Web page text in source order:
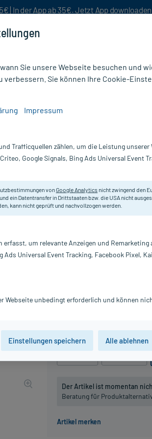
| In der App ab 35€. Jetzt App downloaden
Versand* ab 19€ Mindestbestellwert!
inkl. MwSt. zzgl. Versandkosten
Packungseinheit
Der Artikel ist momentan
Beratung für
DHU - Einzelmittel
Homöopathisches Arzneimittel.
PZN:
Hersteller:
Sie unsere Webseite besuchen und
Sie können Ihre Cookie-
Impressum
Trafficquellen zählen, um die Leistung unserer
Google Signals, Bing Ads Universal Event
vonGoogle Analytics nicht zwingend den
ein Datentransfer in Drittstaaten bzw. die USA nicht
kann nicht geprüft und nachvollzogen werden.
um relevante Anzeigen und Remarketing
Ads Universal Event Tracking, Facebook Pixel,
Webseite unbedingt erforderlich und können
Einstellungen speichern Alle ablehnen